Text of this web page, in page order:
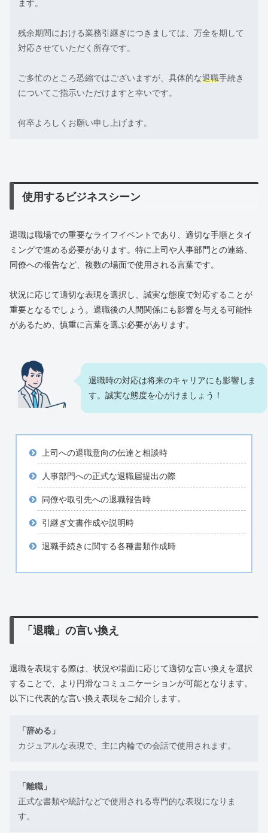
ます。
残余期間における業務引継ぎにつきましては、万全を期して
対応させていただく所存です。
ご多忙のところ恐縮ではございますが、具体的な退職手続き
についてご指示いただけますと幸いです。
何卒よろしくお願い申し上げます。
使用するビジネスシーン
退職は職場での重要なライフイベントであり、適切な手順とタイ
ミングで進める必要があります。特に上司や人事部門との連絡、
同僚への報告など、複数の場面で使用される言葉です。
状況に応じて適切な表現を選択し、誠実な態度で対応することが
重要となるでしょう。退職後の人間関係にも影響を与える可能性
があるため、慎重に言葉を選ぶ必要があります。
退職時の対応は将来のキャリアにも影響しま
す。誠実な態度を心がけましょう！
上司への退職意向の伝達と相談時
人事部門への正式な退職届提出の際
同僚や取引先への退職報告時
引継ぎ文書作成や説明時
退職手続きに関する各種書類作成時
「退職」の言い換え
退職を表現する際は、状況や場面に応じて適切な言い換えを選択
することで、より円滑なコミュニケーションが可能となります。
以下に代表的な言い換え表現をご紹介します。
「辞める」
カジュアルな表現で、主に内輪での会話で使用されます。
「離職」
正式な書類や統計などで使用される専門的な表現になりま
す。